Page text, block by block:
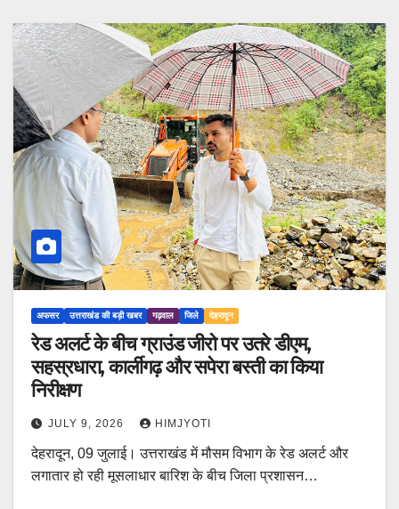
अफसर उत्तराखंड की बड़ी खबर गढ़वाल जिले देहरादून
रेड अलर्ट के बीच ग्राउंड जीरो पर उतरे डीएम,
सहस्रधारा, कार्लीगढ़ और सपेरा बस्ती का किया
निरीक्षण
JULY 9, 2026 HIMJYOTI
देहरादून, 09 जुलाई। उत्तराखंड में मौसम विभाग के रेड अलर्ट और
लगातार हो रही मूसलाधार बारिश के बीच जिला प्रशासन…